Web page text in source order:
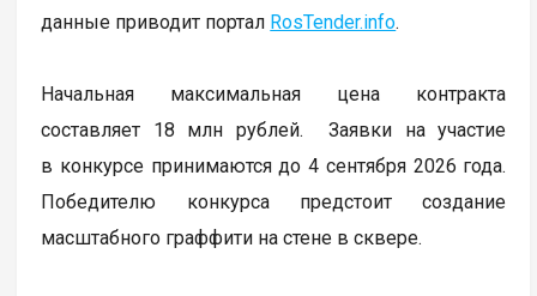
данные приводит портал RosTender.info.
Начальная максимальная цена контракта
составляет 18 млн рублей. Заявки на участие
в конкурсе принимаются до 4 сентября 2026 года.
Победителю конкурса предстоит создание
масштабного граффити на стене в сквере.